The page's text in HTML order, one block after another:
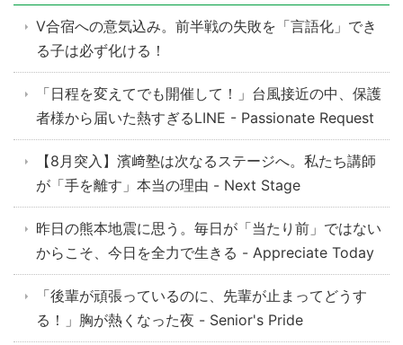
V合宿への意気込み。前半戦の失敗を「言語化」でき
る子は必ず化ける！
「日程を変えてでも開催して！」台風接近の中、保護
者様から届いた熱すぎるLINE - Passionate Request
【8月突入】濱﨑塾は次なるステージへ。私たち講師
が「手を離す」本当の理由 - Next Stage
昨日の熊本地震に思う。毎日が「当たり前」ではない
からこそ、今日を全力で生きる - Appreciate Today
「後輩が頑張っているのに、先輩が止まってどうす
る！」胸が熱くなった夜 - Senior's Pride